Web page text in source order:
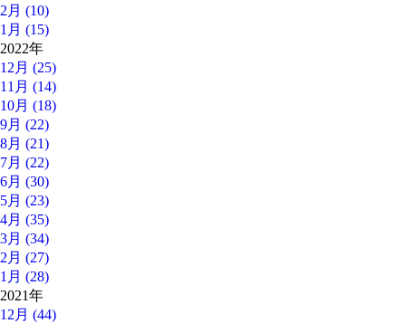
2月 (10)
1月 (15)
2022年
12月 (25)
11月 (14)
10月 (18)
9月 (22)
8月 (21)
7月 (22)
6月 (30)
5月 (23)
4月 (35)
3月 (34)
2月 (27)
1月 (28)
2021年
12月 (44)